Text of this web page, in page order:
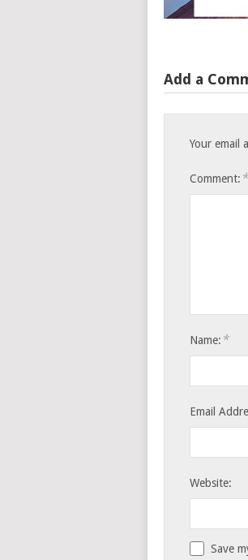
Add a
Your email
Comment: *
Name: *
Email
Website:
Save